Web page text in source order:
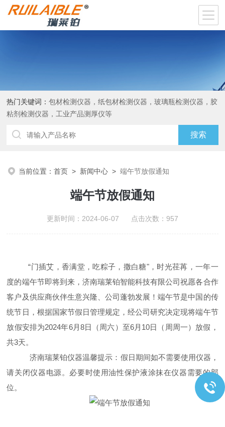
热门关键词：包材检测仪器，纸包材检测仪器，玻璃瓶检测仪器，胶
粘剂检测仪器，工业产品测厚仪等
当前位置：首页 > 新闻中心 >端午节放假通知
端午节放假通知
更新时间：2024-06-07 点击次数：957
“门插艾，香满堂，吃粽子，撒白糖"，时光荏苒，一年一
度的端午节即将到来，济南瑞莱铂智能科技有限公司祝愿各合作
客户及供应商伙伴生意兴隆、公司蓬勃发展！端午节是中国的传
统节日，根据国家节假日管理规定，经公司研究决定现将端午节
放假安排为2024年6月8日（周六）至6月10日（周周一）放假，
共3天。
济南瑞莱铂仪器温馨提示：假日期间如不需要使用仪器，
请关闭仪器电源。必要时使用油性保护液涂抹在仪器需要的部
位。